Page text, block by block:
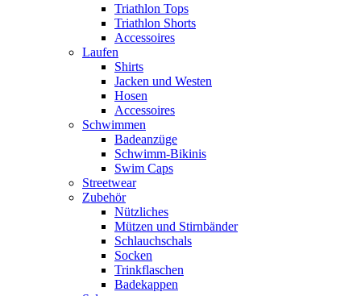
Triathlon Tops
Triathlon Shorts
Accessoires
Laufen
Shirts
Jacken und Westen
Hosen
Accessoires
Schwimmen
Badeanzüge
Schwimm-Bikinis
Swim Caps
Streetwear
Zubehör
Nützliches
Mützen und Stirnbänder
Schlauchschals
Socken
Trinkflaschen
Badekappen